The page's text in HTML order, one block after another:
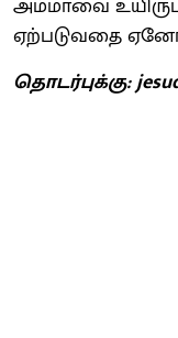
அம்மாவை
ஏற்படுவதை ஏனோ
தொடர்புக்கு: